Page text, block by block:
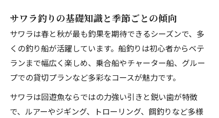
サワラ釣りの基礎知識と季節ごとの傾向
サワラは春と秋が最も釣果を期待できるシーズンで、多
くの釣り船が活躍しています。船釣りは初心者からベテ
ランまで幅広く楽しめ、乗合船やチャーター船、グルー
プでの貸切プランなど多彩なコースが魅力です。
サワラは回遊魚ならではの力強い引きと鋭い歯が特徴
で、ルアーやジギング、トローリング、餌釣りなど多様